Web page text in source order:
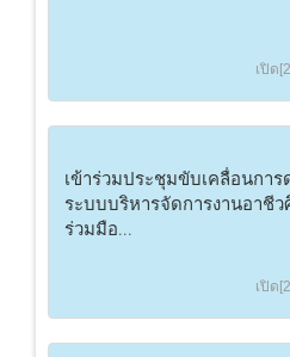
เปิด
เข้าร่วมประชุมขับเคลื่อนกา
ระบบบริหารจัดการงานอาชีว
ร่วมมือ...
เปิด